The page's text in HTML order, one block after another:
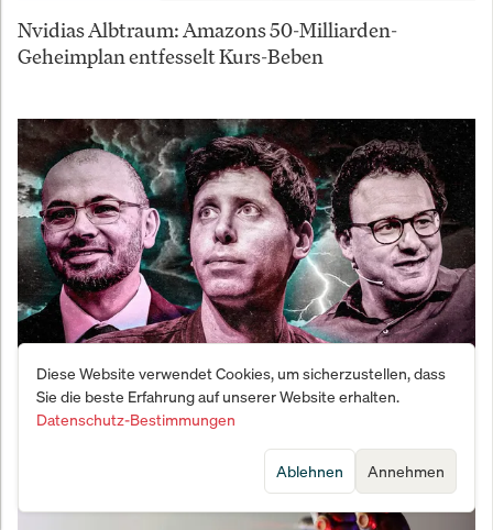
Nvidias Albtraum: Amazons 50-Milliarden-
Geheimplan entfesselt Kurs-Beben
KI-Götterdämmerung im Silicon Valley: Der
Vernichtungsschlag zwischen Altman und Amodei
Diese Website verwendet Cookies, um sicherzustellen, dass
Sie die beste Erfahrung auf unserer Website erhalten.
Datenschutz-Bestimmungen
Annehmen
Ablehnen